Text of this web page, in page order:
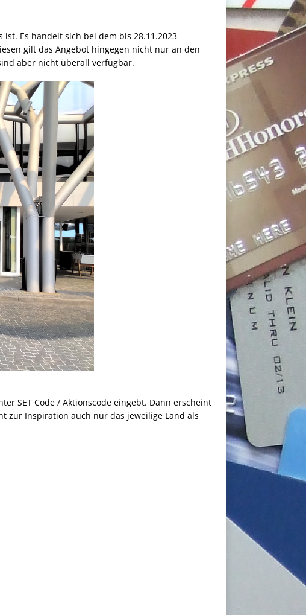
Es handelt sich bei dem bis 28.11.2023
gilt das Angebot hingegen nicht nur an den
aber nicht überall verfügbar.
SET Code / Aktionscode eingebt. Dann erscheint
zur Inspiration auch nur das jeweilige Land als